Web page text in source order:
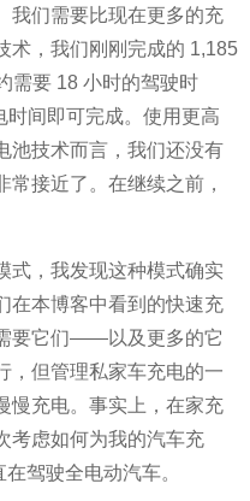
我们需要比现在更多的充
术，我们刚刚完成的 1,185
需要 18 小时的驾驶时
时间即可完成。使用更高
池技术而言，我们还没有
接近了。在继续之前，
式，我发现这种模式确实
在本博客中看到的快速充
要它们——以及更多的它
但管理私家车充电的一
慢充电。事实上，在家充
考虑如何为我的汽车充
驾驶全电动汽车。